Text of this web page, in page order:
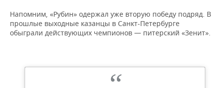
ХОККЕЙ С МЯЧОМ
ПРОИСШЕСТВИЯ
Напомним, «Рубин» одержал уже вторую победу подряд. В
прошлые выходные казанцы в Санкт-Петербурге
обыграли действующих чемпионов — питерский «Зенит».